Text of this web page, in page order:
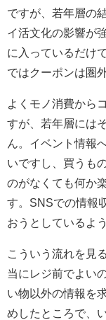
ですが、若年層の
イ活文化の影響が
に入っているだけ
ではクーポンは圏
よくモノ消費から
すが、若年層には
ん。イベント情報
いですし、買うも
のがなくても何か
す。SNSでの情報
おうとしているよ
こういう流れを見
当にレジ前でよい
い物以外の情報を
めしたところで、